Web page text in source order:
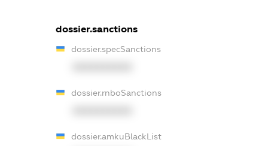
dossier.sanctions
dossier.specSanctions
dossier.rnboSanctions
dossier.amkuBlackList